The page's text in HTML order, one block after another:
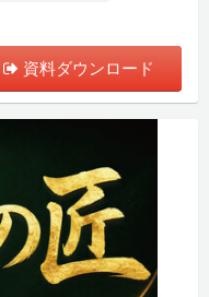
資料ダウンロード